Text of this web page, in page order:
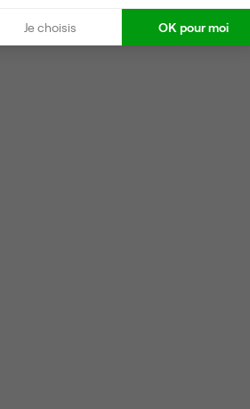
Je choisis OK pour moi